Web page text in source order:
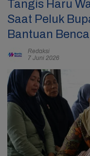
Tangis Haru
Saat Peluk
Bantuan
Redaksi
7 Juni 2026